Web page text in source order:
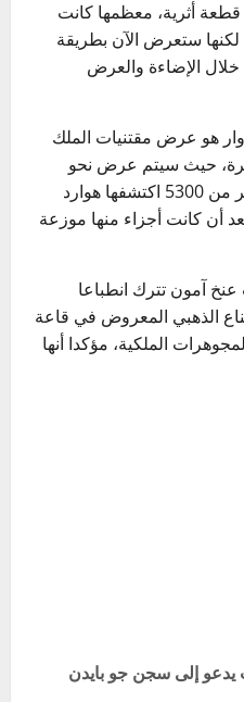
على نحو 40 ألف قطعة أثرية، معظمها كانت
ستعرض الآن بطريقة
خلال الإضاءة والعرض
هو عرض مقتنيات الملك
حيث سيتم عرض نحو
5000 قطعة أثرية من أصل أكثر من 5300 اكتشفها هوارد
أن كانت أجزاء منها موزعة
آمون تترك انطباعا
الذهبي المعروض في قاعة
الملكية، مؤكدا أنها
يدعو إلى سجن جو بايدن